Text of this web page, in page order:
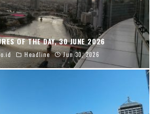
OF THE DAY, 30 JUNE 2026
Headline Jun 30, 2026